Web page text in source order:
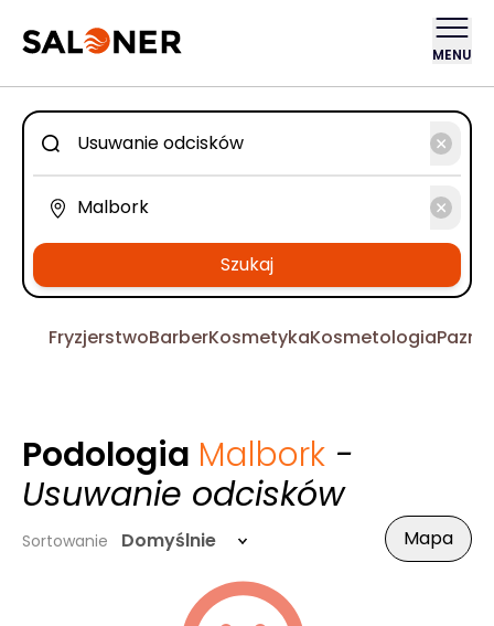
MENU
Szukaj
FryzjerstwoBarberKosmetykaKosmetologia
Podologia Malbork -
Usuwanie odcisków
Sortowanie Domyślnie Mapa